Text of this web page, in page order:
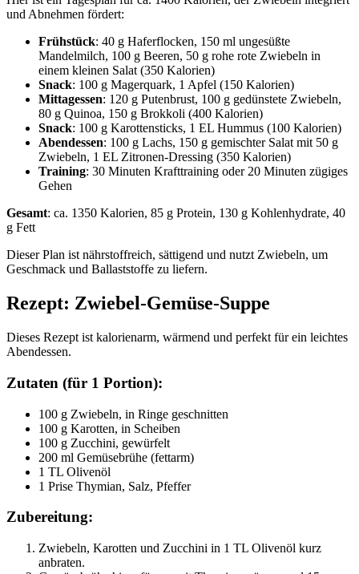
und Abnehmen fördert:
Frühstück: 40 g Haferflocken, 150 ml ungesüßte
Mandelmilch, 100 g Beeren, 50 g rohe rote Zwiebeln in
einem kleinen Salat (350 Kalorien)
Snack: 100 g Magerquark, 1 Apfel (150 Kalorien)
Mittagessen: 120 g Putenbrust, 100 g gedünstete Zwiebeln,
80 g Quinoa, 150 g Brokkoli (400 Kalorien)
Snack: 100 g Karottensticks, 1 EL Hummus (100 Kalorien)
Abendessen: 100 g Lachs, 150 g gemischter Salat mit 50 g
Zwiebeln, 1 EL Zitronen-Dressing (350 Kalorien)
Training: 30 Minuten Krafttraining oder 20 Minuten zügiges
Gehen
Gesamt: ca. 1350 Kalorien, 85 g Protein, 130 g Kohlenhydrate, 40
g Fett
Dieser Plan ist nährstoffreich, sättigend und nutzt Zwiebeln, um
Geschmack und Ballaststoffe zu liefern.
Rezept: Zwiebel-Gemüse-Suppe
Dieses Rezept ist kalorienarm, wärmend und perfekt für ein leichtes
Abendessen.
Zutaten (für 1 Portion):
100 g Zwiebeln, in Ringe geschnitten
100 g Karotten, in Scheiben
100 g Zucchini, gewürfelt
200 ml Gemüsebrühe (fettarm)
1 TL Olivenöl
1 Prise Thymian, Salz, Pfeffer
Zubereitung:
Zwiebeln, Karotten und Zucchini in 1 TL Olivenöl kurz
anbraten.